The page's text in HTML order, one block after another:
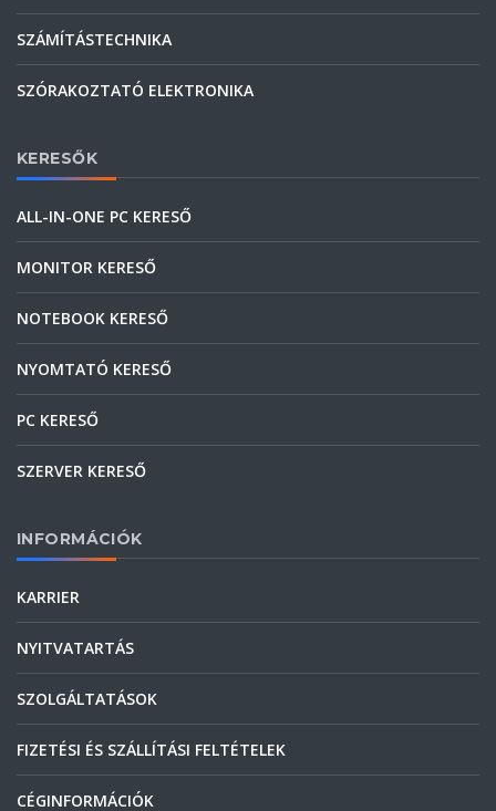
SZÁMÍTÁSTECHNIKA
SZÓRAKOZTATÓ ELEKTRONIKA
KERESŐK
ALL-IN-ONE PC KERESŐ
MONITOR KERESŐ
NOTEBOOK KERESŐ
NYOMTATÓ KERESŐ
PC KERESŐ
SZERVER KERESŐ
INFORMÁCIÓK
KARRIER
NYITVATARTÁS
SZOLGÁLTATÁSOK
FIZETÉSI ÉS SZÁLLÍTÁSI FELTÉTELEK
CÉGINFORMÁCIÓK